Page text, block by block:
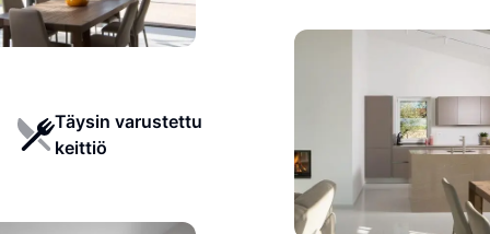
Täysin varustettu
keittiö